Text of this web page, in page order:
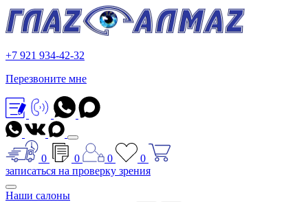
+7 921 934-42-32
Перезвоните мне
0 0 0
0
записаться на проверку зрения
Наши салоны